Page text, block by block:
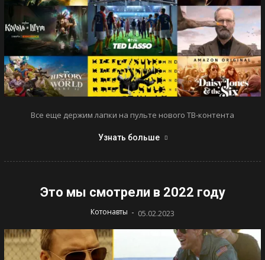
Все еще держим лапки на пульте нового ТВ-контента
Узнать больше
Это мы смотрели в 2022 году
Котонавты - 05.02.2023